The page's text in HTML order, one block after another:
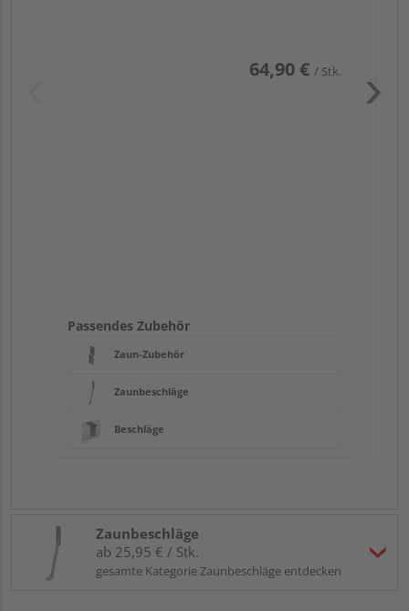
64,90 € / Stk.
Passendes Zubehör
Zaun-Zubehör
Zaunbeschläge
Beschläge
Zaunbeschläge
ab 25,95 € / Stk.
gesamte Kategorie Zaunbeschläge entdecken